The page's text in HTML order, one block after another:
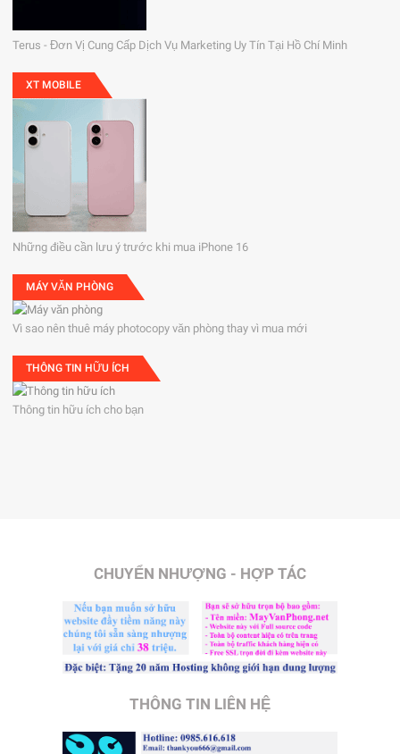
Terus - Đơn Vị Cung Cấp Dịch Vụ Marketing Uy Tín Tại Hồ Chí Minh
XT MOBILE
Những điều cần lưu ý trước khi mua iPhone 16
MÁY VĂN PHÒNG
Vì sao nên thuê máy photocopy văn phòng thay vì mua mới
THÔNG TIN HỮU ÍCH
Thông tin hữu ích cho bạn
CHUYỂN NHƯỢNG - HỢP TÁC
THÔNG TIN LIÊN HỆ